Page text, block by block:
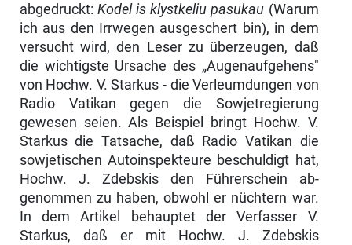
abgedruckt: Kodel is klystkeliu pasukau (Warum
ich aus den Irrwegen ausgeschert bin), in dem
versucht wird, den Leser zu überzeugen, daß
die wichtigste Ursache des „Augenaufgehens"
von Hochw. V. Starkus - die Verleumdungen von
Radio Vatikan gegen die Sowjetregierung
gewesen seien. Als Beispiel bringt Hochw. V.
Starkus die Tatsache, daß Radio Vatikan die
sowjetischen Autoinspekteure beschuldigt hat,
Hochw. J. Zdebskis den Führerschein ab­
genommen zu haben, obwohl er nüchtern war.
In dem Artikel behauptet der Verfasser V.
Starkus, daß er mit Hochw. J. Zdebskis